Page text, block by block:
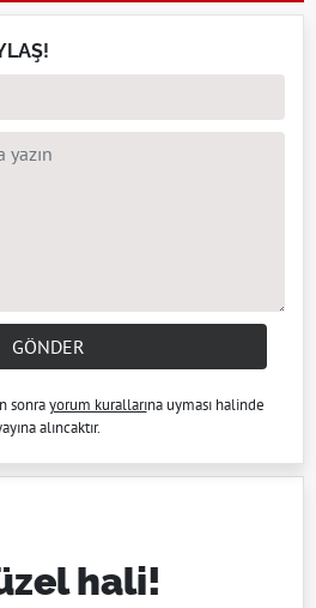
GÖNDER
sonrayorum kurallarına uyması halinde
alıncaktır.
hali!